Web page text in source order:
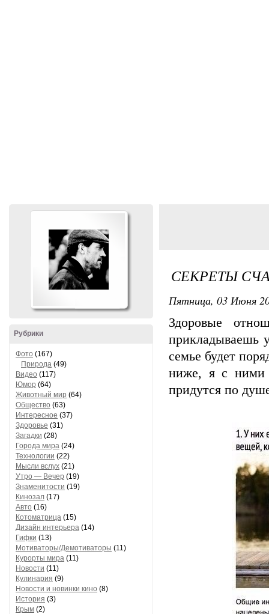
Рубрики
Фото (167)
Природа (49)
Видео (117)
Юмор (64)
Животный мир (64)
Общество (63)
Интересное (37)
Здоровье (31)
Загадки (28)
Города мира (24)
Технологии (22)
Мысли вслух (21)
Утро — Вечер (19)
Знаменитости (19)
Кинозал (17)
Авто (16)
Котоматрица (15)
Дизайн интерьера (14)
Гифки (13)
Мотиваторы/Демотиваторы (11)
Курорты мира (11)
Новости (11)
Кулинария (9)
Новости и новинки кино (8)
История (3)
Крым (2)
СЕКРЕТЫ
Пятница, 03 Июня
Здоровые
прикладываешь
семье будет
ниже, я с ними
придутся по